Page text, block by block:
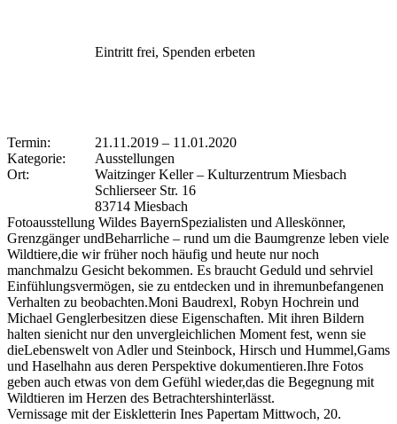
Eintritt frei, Spenden erbeten
Termin: 21.11.2019 – 11.01.2020
Kategorie:
Ausstellungen
Ort:
Waitzinger Keller – Kulturzentrum Miesbach
Schlierseer Str. 16
83714 Miesbach
Fotoausstellung Wildes BayernSpezialisten und Alleskönner,
Grenzgänger undBeharrliche – rund um die Baumgrenze leben viele
Wildtiere,die wir früher noch häufig und heute nur noch
manchmalzu Gesicht bekommen. Es braucht Geduld und sehrviel
Einfühlungsvermögen, sie zu entdecken und in ihremunbefangenen
Verhalten zu beobachten.Moni Baudrexl, Robyn Hochrein und
Michael Genglerbesitzen diese Eigenschaften. Mit ihren Bildern
halten sienicht nur den unvergleichlichen Moment fest, wenn sie
dieLebenswelt von Adler und Steinbock, Hirsch und Hummel,Gams
und Haselhahn aus deren Perspektive dokumentieren.Ihre Fotos
geben auch etwas von dem Gefühl wieder,das die Begegnung mit
Wildtieren im Herzen des Betrachtershinterlässt.
Vernissage mit der Eiskletterin Ines Papertam Mittwoch, 20.